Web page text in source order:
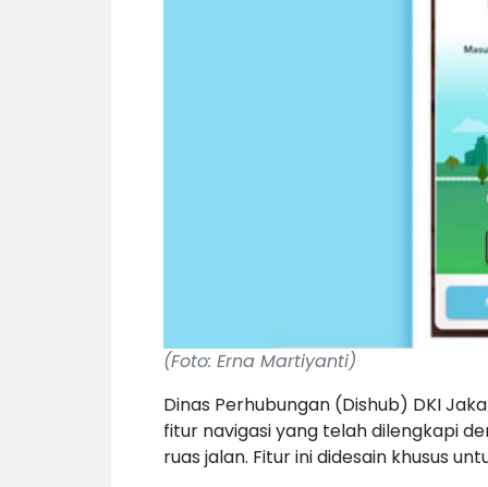
(Foto: Erna Martiyanti)
Dinas Perhubungan (Dishub) DKI
fitur navigasi yang telah dilengkapi
ruas jalan. Fitur ini didesain khusus